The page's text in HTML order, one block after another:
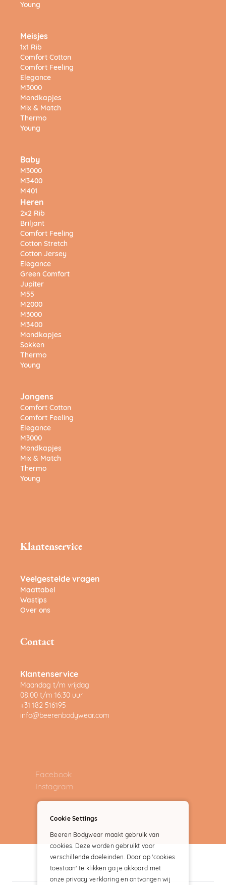
Young
Meisjes
1x1 Rib
Comfort Cotton
Comfort Feeling
Elegance
M3000
Mondkapjes
Mix & Match
Thermo
Young
Baby
M3000
M3400
M401
Heren
2x2 Rib
Briljant
Comfort Feeling
Cotton Stretch
Cotton Jersey
Elegance
Green Comfort
Jupiter
M55
M2000
M3000
M3400
Mondkapjes
Sokken
Thermo
Young
Jongens
Comfort Cotton
Comfort Feeling
Elegance
M3000
Mondkapjes
Mix & Match
Thermo
Young
Klantenservice
Veelgestelde vragen
Maattabel
Wastips
Over ons
Contact
Klantenservice
Maandag t/m vrijdag
08:00 t/m 16:30 uur
+31 182 516195
info@beerenbodywear.com
Facebook
Instagram
Cookie Settings
Beeren Bodywear maakt gebruik van
cookies. Deze worden gebruikt voor
verschillende doeleinden. Door op 'cookies
toestaan' te klikken ga je akkoord met
onze privacy verklaring en ontvangen wij